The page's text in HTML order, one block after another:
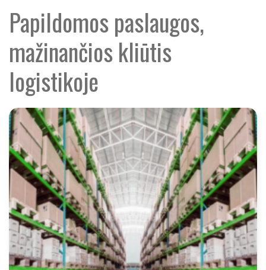
Papildomos paslaugos,
mažinančios kliūtis
logistikoje